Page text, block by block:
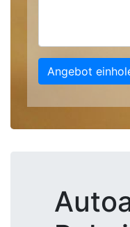
Angebot